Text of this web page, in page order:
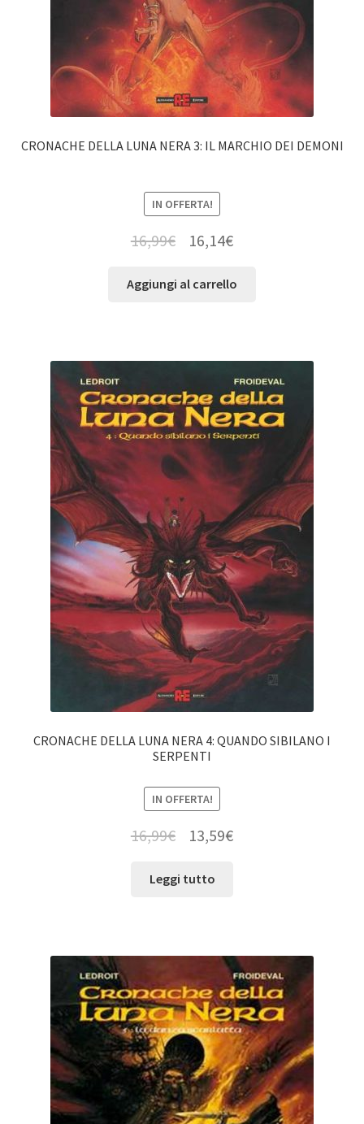
CRONACHE DELLA LUNA NERA 3: IL MARCHIO DEI DEMONI
IN OFFERTA!
16,99€ 16,14€
Aggiungi al carrello
CRONACHE DELLA LUNA NERA 4: QUANDO SIBILANO I
SERPENTI
IN OFFERTA!
16,99€ 13,59€
Leggi tutto